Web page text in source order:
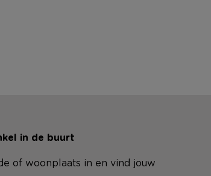
in de buurt
of woonplaats in en vind jouw